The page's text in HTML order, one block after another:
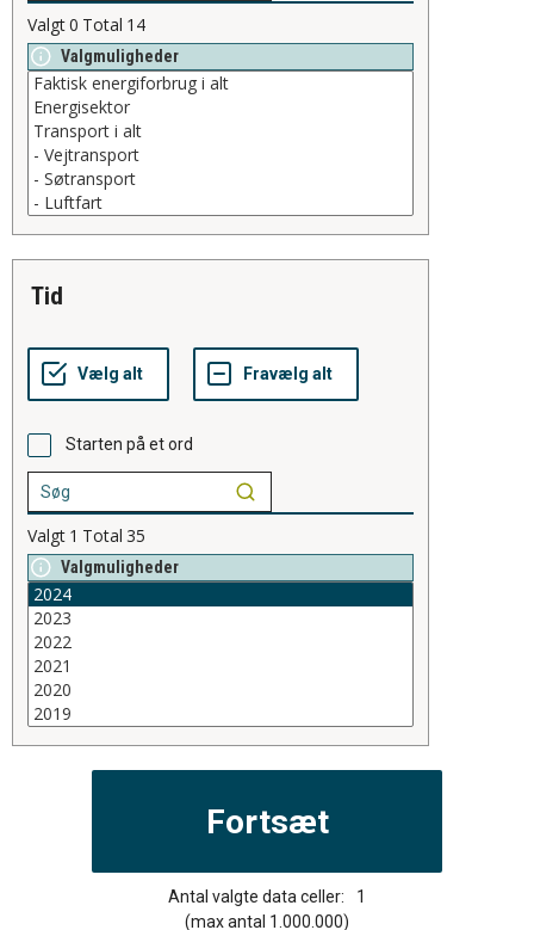
Valgt0 Total 14
Valgmuligheder
tid
Starten på et ord
Valgt 1 Total 35
Valgmuligheder
Antal valgte data celler:
1
(max antal 1.000.000)